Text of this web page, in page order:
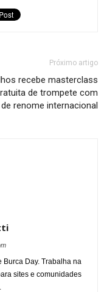
Próximo artigo
recebe masterclass
de trompete com
renome internacional
Burca Day. Trabalha na
sites e comunidades